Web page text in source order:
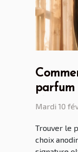
Mardi 10
Trouver le
choix